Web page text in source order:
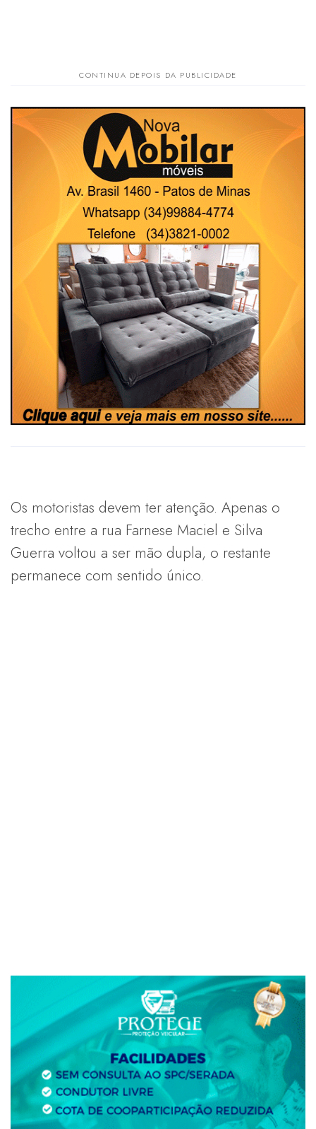
Os motoristas devem ter atenção. Apenas o
trecho entre a rua Farnese Maciel e Silva
Guerra voltou a ser mão dupla, o restante
permanece com sentido único.